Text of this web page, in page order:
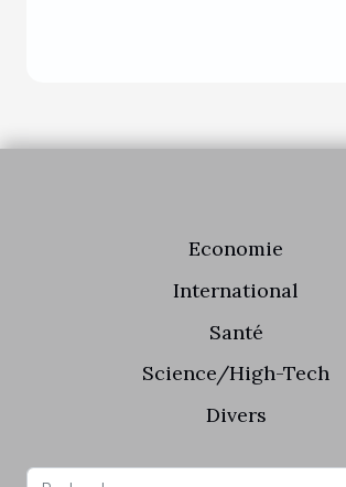
Economie
International
Santé
Science/High-Tech
Divers